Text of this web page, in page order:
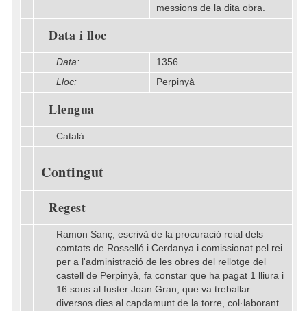
messions de la dita obra.
Data i lloc
Data:
1356
Lloc:
Perpinyà
Llengua
Català
Contingut
Regest
Ramon Sanç, escrivà de la procuració reial dels
comtats de Rosselló i Cerdanya i comissionat pel rei
per a l'administració de les obres del rellotge del
castell de Perpinyà, fa constar que ha pagat 1 lliura i
16 sous al fuster Joan Gran, que va treballar
diversos dies al capdamunt de la torre, col·laborant